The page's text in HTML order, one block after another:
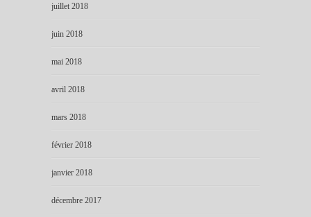
juillet 2018
juin 2018
mai 2018
avril 2018
mars 2018
février 2018
janvier 2018
décembre 2017